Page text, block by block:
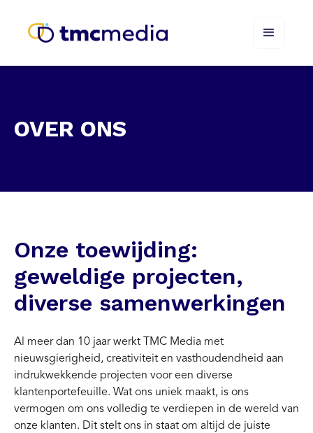
OVER ONS
Onze toewijding:
geweldige projecten,
diverse samenwerkingen
Al meer dan 10 jaar werkt TMC Media met
nieuwsgierigheid, creativiteit en vasthoudendheid aan
indrukwekkende projecten voor een diverse
klantenportefeuille. Wat ons uniek maakt, is ons
vermogen om ons volledig te verdiepen in de wereld van
onze klanten. Dit stelt ons in staat om altijd de juiste